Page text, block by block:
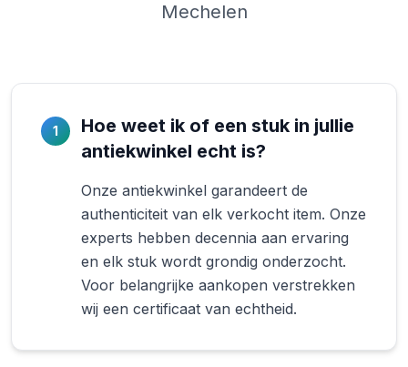
Mechelen
1
Hoe weet ik of een stuk in jullie
antiekwinkel echt is?
Onze antiekwinkel garandeert de
authenticiteit van elk verkocht item. Onze
experts hebben decennia aan ervaring
en elk stuk wordt grondig onderzocht.
Voor belangrijke aankopen verstrekken
wij een certificaat van echtheid.